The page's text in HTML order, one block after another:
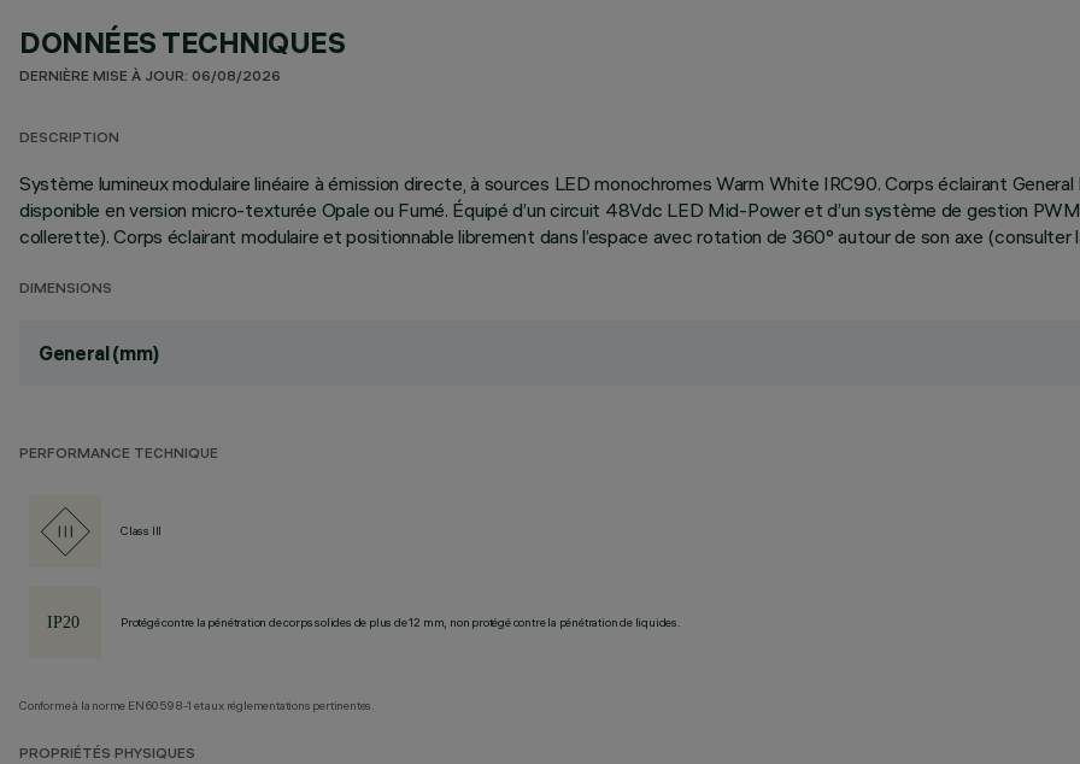
DONNÉES TECHNIQUES
DERNIÈRE MISE À JOUR: 06/08/2026
DESCRIPTION
Système lumineux modulaire linéaire à émission directe, à sources LED monochromes Warm White IRC90. Corps éclairant
disponible en version micro-texturée Opale ou Fumé. Équipé d’un circuit 48Vdc LED Mid-Power et d’un système de gestion
collerette). Corps éclairant modulaire et positionnable librement dans l’espace avec rotation de 360° autour de son axe (consulter
DIMENSIONS
General (mm)
PERFORMANCE TECHNIQUE
Class III
Protégé contre la pénétration de corps solides de plus de 12 mm, non protégé contre la pénétration de liquides.
Conforme à la norme EN60598-1 et aux réglementations pertinentes.
PROPRIÉTÉS PHYSIQUES